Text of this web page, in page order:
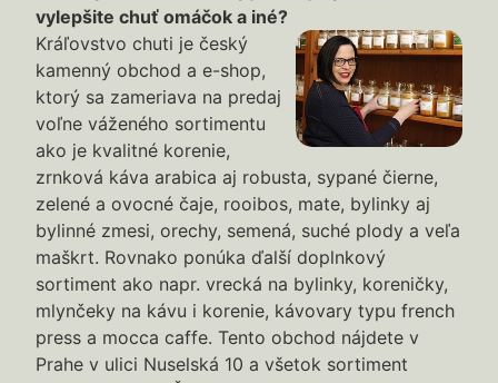
vylepšite chuť omáčok a iné?
Kráľovstvo chuti je český
kamenný obchod a e-shop,
ktorý sa zameriava na predaj
voľne váženého sortimentu
ako je kvalitné korenie,
zrnková káva arabica aj robusta, sypané čierne,
zelené a ovocné čaje, rooibos, mate, bylinky aj
bylinné zmesi, orechy, semená, suché plody a veľa
maškrt. Rovnako ponúka ďalší doplnkový
sortiment ako napr. vrecká na bylinky, koreničky,
mlynčeky na kávu i korenie, kávovary typu french
press a mocca caffe. Tento obchod nájdete v
Prahe v ulici Nuselská 10 a všetok sortiment